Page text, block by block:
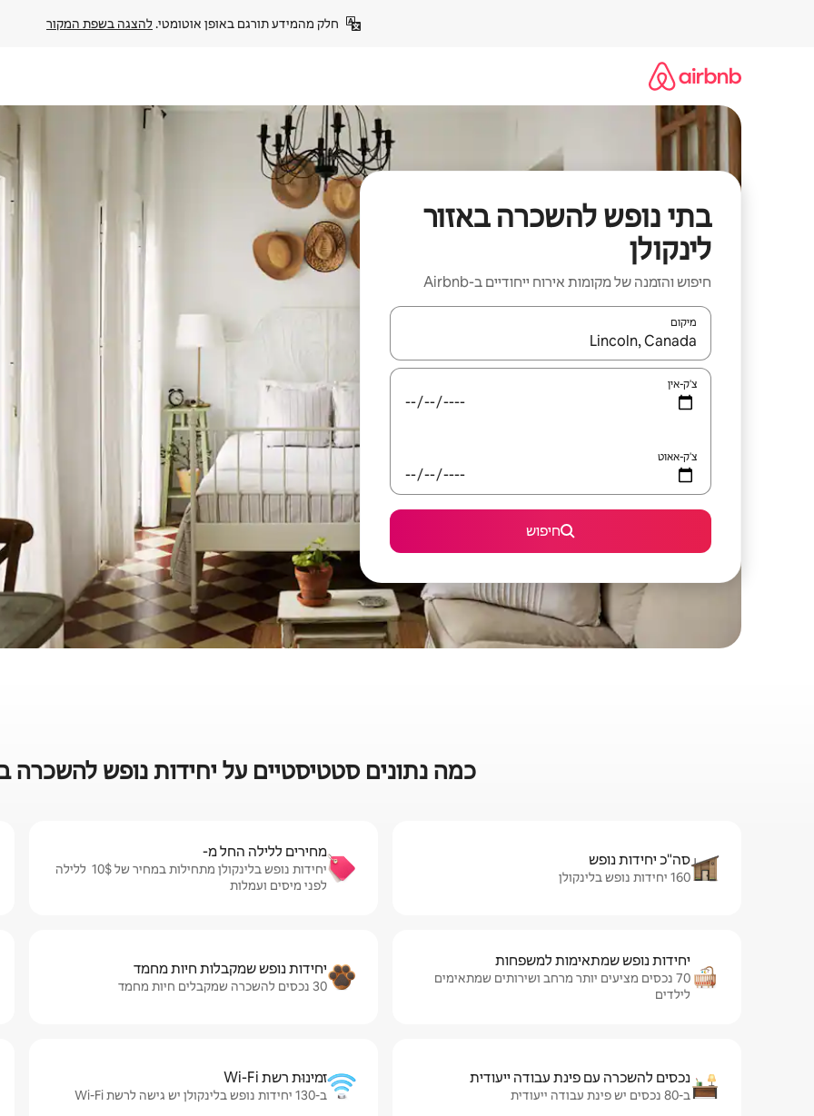
חלק מהמידע תורגם באופן אוטומטי. להצגה בשפת המקור
בתי נופש להשכרה באזור
לינקולן
חיפוש והזמנה של מקומות אירוח ייחודיים ב-Airbnb
מיקום
כאשר התוצאות יהיו זמינות, יש לנווט עם מקשי החיצים למעלה ולמטה או לעיין בעזרת תנועות מגע או החלקה.
צ'ק-אין
צ'ק-אאוט
חיפוש
כמה נתונים סטטיסטיים על יחידות נופש להשכרה
סה"כ יחידות נופש
160 יחידות נופש בלינקולן
מחירים ללילה החל מ-
יחידות נופש בלינקולן מתחילות במחיר של $‏10 ‏ ללילה
לפני מיסים ועמלות
יחידות נופש שמתאימות למשפחות
70 נכסים מציעים יותר מרחב ושירותים שמתאימים
לילדים
יחידות נופש שמקבלות חיות מחמד
30 נכסים להשכרה שמקבלים חיות מחמד
נכסים להשכרה עם פינת עבודה ייעודית
ב-80 נכסים יש פינת עבודה ייעודית
זמינוּת רשת Wi-Fi
ב-130 יחידות נופש בלינקולן יש גישה לרשת Wi-Fi